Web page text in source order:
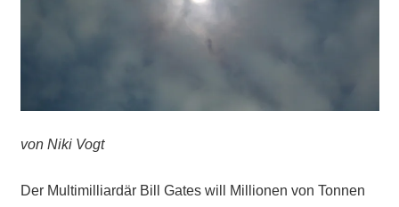
von Niki Vogt
Der Multimilliardär Bill Gates will Millionen von Tonnen